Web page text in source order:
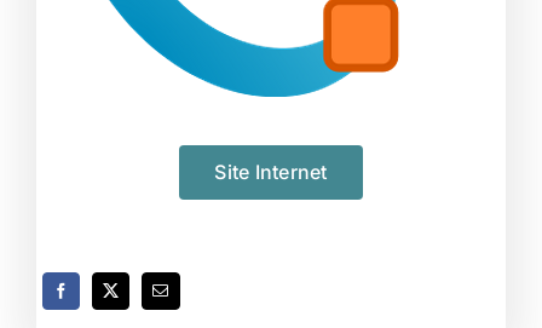
Site Internet